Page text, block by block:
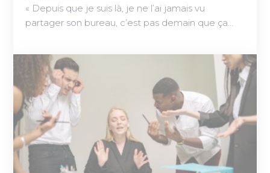
« Depuis que je suis là, je ne l’ai jamais vu
partager son bureau, c’est pas demain que ça…